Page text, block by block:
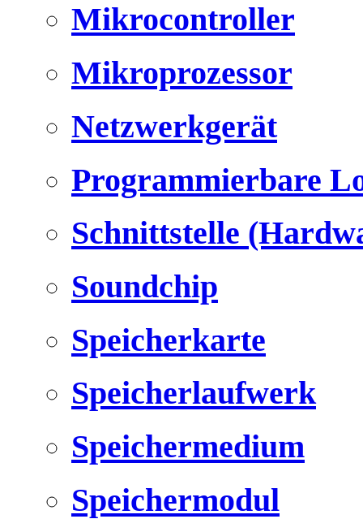
Mikrocontroller
Mikroprozessor
Netzwerkgerät
Programmierbare
Schnittstelle
Soundchip
Speicherkarte
Speicherlaufwerk
Speichermedium
Speichermodul